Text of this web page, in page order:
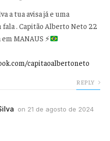
a tua avisa já e uma
. Capitão Alberto Neto 22
MANAUS ⚡
capitaoalbertoneto
REPLY
on 21 de agosto de 2024